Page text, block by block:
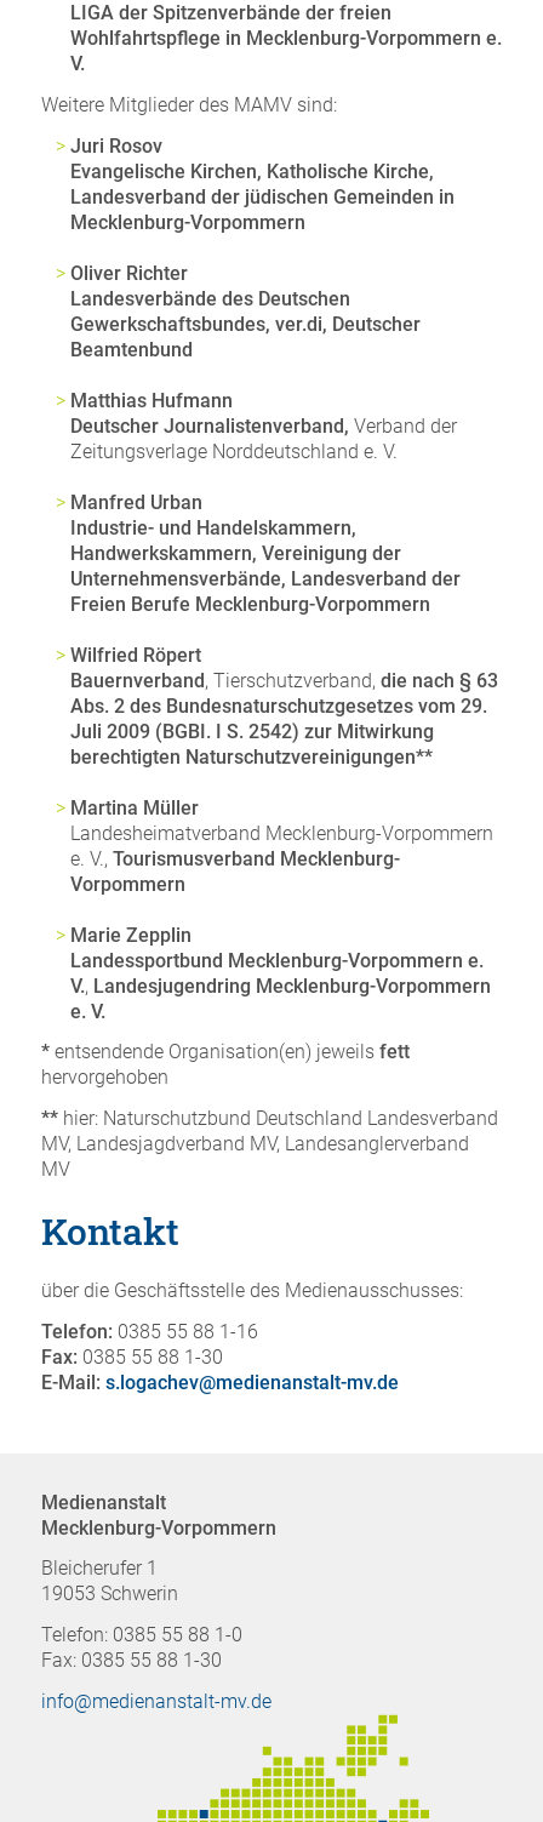
LIGA der Spitzenverbände der freien
Wohlfahrtspflege in Mecklenburg-Vorpommern e.
V.
Weitere Mitglieder des MAMV sind:
Juri Rosov
Evangelische Kirchen, Katholische Kirche,
Landesverband der jüdischen Gemeinden in
Mecklenburg-Vorpommern
Oliver Richter
Landesverbände des Deutschen
Gewerkschaftsbundes, ver.di, Deutscher
Beamtenbund
Matthias Hufmann
Deutscher Journalistenverband, Verband der
Zeitungsverlage Norddeutschland e. V.
Manfred Urban
Industrie- und Handelskammern,
Handwerkskammern, Vereinigung der
Unternehmensverbände, Landesverband der
Freien Berufe Mecklenburg-Vorpommern
Wilfried Röpert
Bauernverband, Tierschutzverband, die nach § 63
Abs. 2 des Bundesnaturschutzgesetzes vom 29.
Juli 2009 (BGBI. I S. 2542) zur Mitwirkung
berechtigten Naturschutzvereinigungen**
Martina Müller
Landesheimatverband Mecklenburg-Vorpommern
e. V., Tourismusverband Mecklenburg-
Vorpommern
Marie Zepplin
Landessportbund Mecklenburg-Vorpommern e.
V., Landesjugendring Mecklenburg-Vorpommern
e. V.
* entsendende Organisation(en) jeweils fett
hervorgehoben
**hier: Naturschutzbund Deutschland Landesverband
MV, Landesjagdverband MV, Landesanglerverband
MV
Kontakt
über die Geschäftsstelle des Medienausschusses:
Telefon: 0385 55 88 1-16
Fax: 0385 55 88 1-30
E-Mail: s.logachev@medienanstalt-mv.de
Medienanstalt
Mecklenburg-Vorpommern
Bleicherufer 1
19053 Schwerin
Telefon: 0385 55 88 1-0
Fax: 0385 55 88 1-30
info@medienanstalt-mv.de